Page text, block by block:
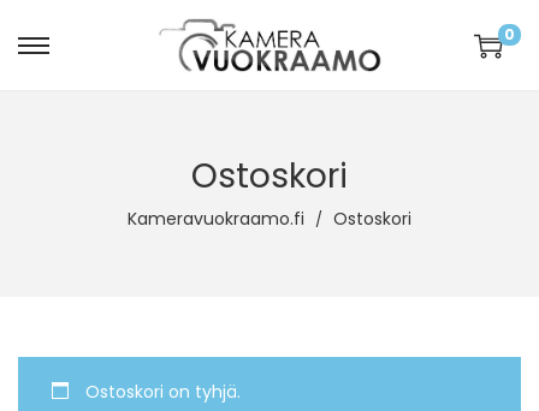
0
Ostoskori
Kameravuokraamo.fi Ostoskori
Ostoskori on tyhjä.